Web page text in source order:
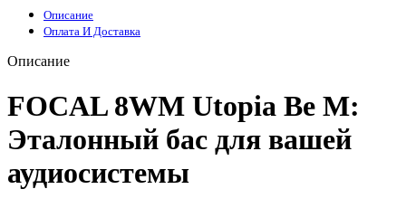
Описание
Оплата И Доставка
Описание
FOCAL 8WM Utopia Be M:
Эталонный бас для вашей
аудиосистемы